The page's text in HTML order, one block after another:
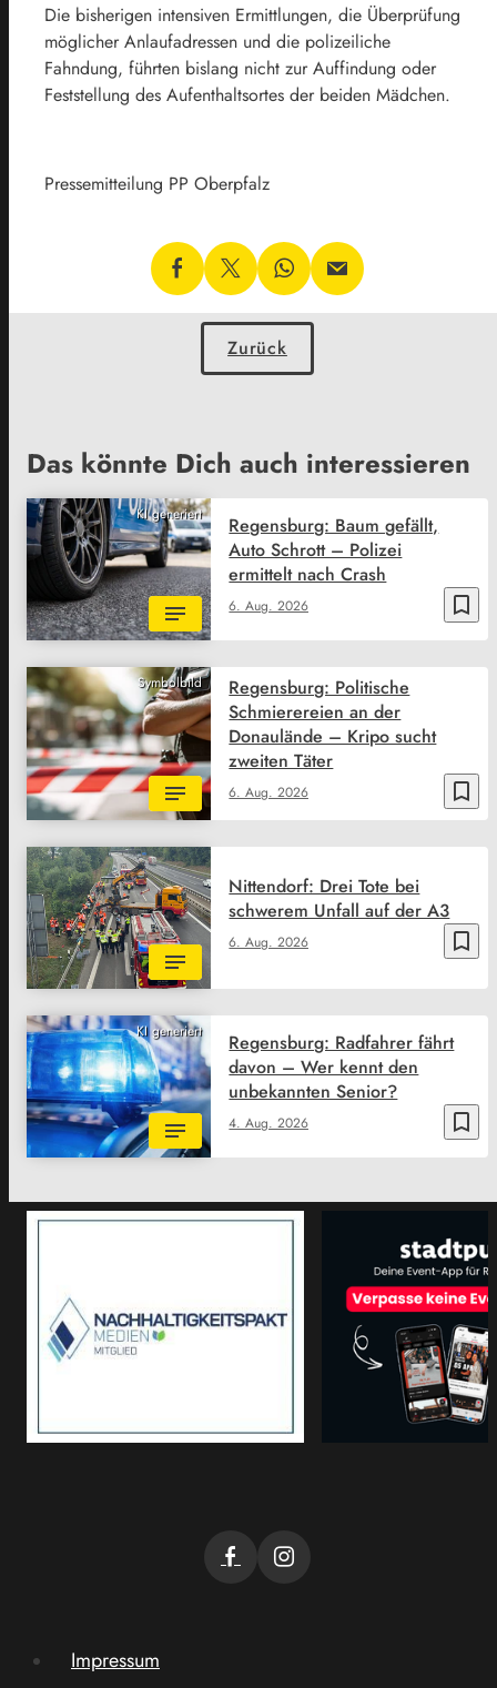
Die bisherigen intensiven Ermittlungen, die Überprüfung
möglicher Anlaufadressen und die polizeiliche
Fahndung, führten bislang nicht zur Auffindung oder
Feststellung des Aufenthaltsortes der beiden Mädchen.
Pressemitteilung PP Oberpfalz
Zurück
Das könnte Dich auch interessieren
KI generiert
bookmark_border
6. Aug. 2026
Regensburg: Baum gefällt,
Auto Schrott – Polizei
ermittelt nach Crash
Symbolbild
bookmark_border
6. Aug. 2026
Regensburg: Politische
Schmierereien an der
Donaulände – Kripo sucht
zweiten Täter
bookmark_border
6. Aug. 2026
Nittendorf: Drei Tote bei
schwerem Unfall auf der A3
KI generiert
bookmark_border
4. Aug. 2026
Regensburg: Radfahrer fährt
davon – Wer kennt den
unbekannten Senior?
Impressum